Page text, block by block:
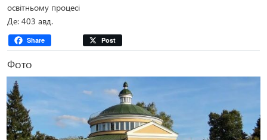
освітньому процесі
Де: 403 авд.
Share Post
Фото